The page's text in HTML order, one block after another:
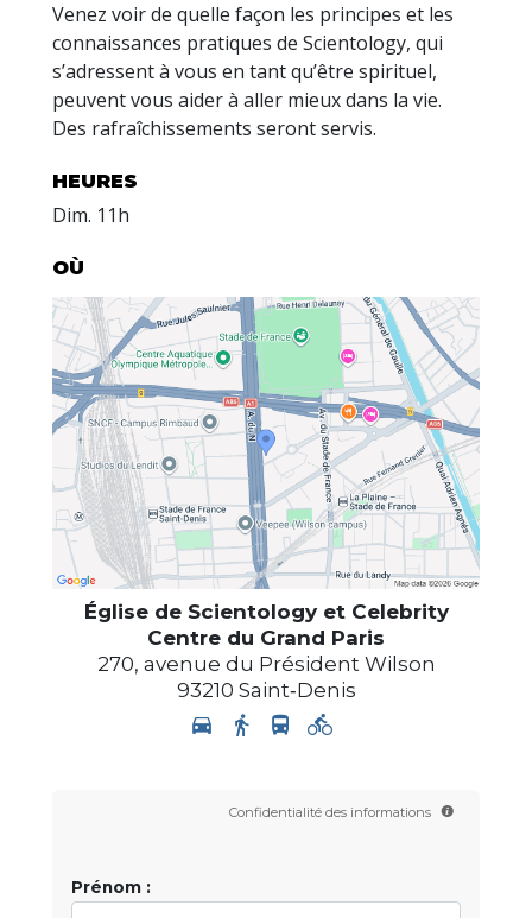
Venez voir de quelle façon les principes et les
connaissances pratiques de Scientology, qui
s’adressent à vous en tant qu’être spirituel,
peuvent vous aider à aller mieux dans la vie.
Des rafraîchissements seront servis.
HEURES
Dim. 11h
OÙ
Église de Scientology et Celebrity
Centre du Grand Paris
270, avenue du Président Wilson
93210 Saint‑Denis
Confidentialité des informations
Prénom :